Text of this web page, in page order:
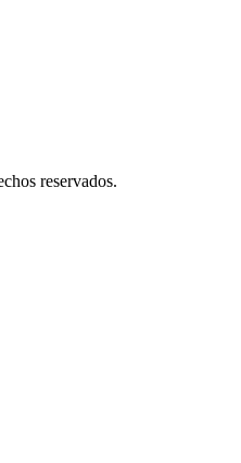
reservados.